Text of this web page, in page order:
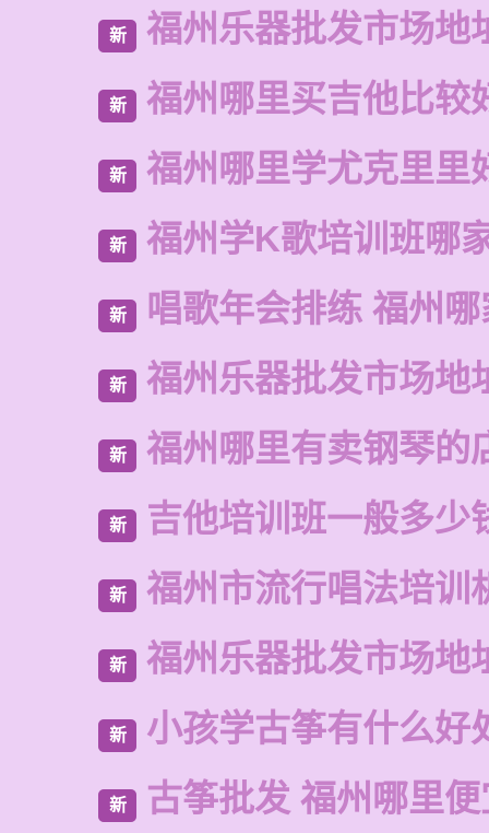
新 福州乐器批发市场地
新 福州哪里买吉他比较
新 福州哪里学尤克里里
新 福州学K歌培训班哪
新 唱歌年会排练 福州
新 福州乐器批发市场地
新 福州哪里有卖钢琴的
新 吉他培训班一般多少
新 福州市流行唱法培训
新 福州乐器批发市场地
新 小孩学古筝有什么好
新 古筝批发 福州哪里